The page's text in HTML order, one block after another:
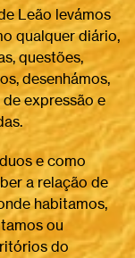
Leão levámos
qualquerdiário,
questões,
desenhámos,
expressão e
e como
a relação de
habitamos,
ou
do